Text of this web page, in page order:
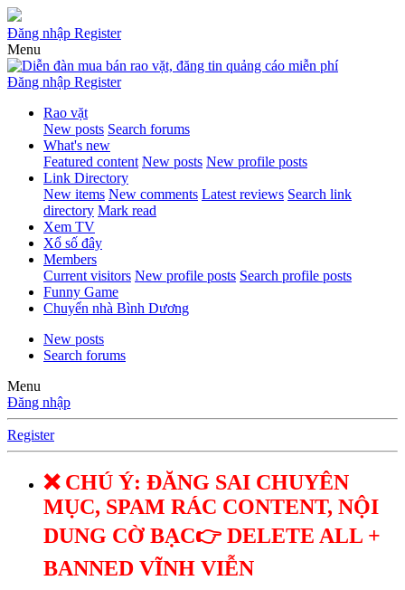
Đăng nhập Register
Menu
Đăng nhập Register
Rao vặt
New posts Search forums
What's new
Featured content New posts New profile posts
Link Directory
New items New comments Latest reviews Search link
directory Mark read
Xem TV
Xổ số đây
Members
Current visitors New profile posts Search profile posts
Funny Game
Chuyển nhà Bình Dương
New posts
Search forums
Menu
Đăng nhập
Register
❌ CHÚ Ý: ĐĂNG SAI CHUYÊN
MỤC, SPAM RÁC CONTENT, NỘI
DUNG CỜ BẠC👉 DELETE ALL +
BANNED VĨNH VIỄN